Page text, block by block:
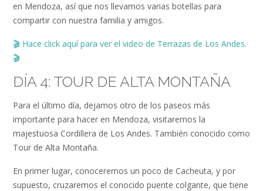
en Mendoza, así que nos llevamos varias botellas para
compartir con nuestra familia y amigos.
🎬 Hace click aquí para ver el video de Terrazas de Los Andes.
🎬
DÍA 4: TOUR DE ALTA MONTAÑA
Para el último día, dejamos otro de los paseos más
importante para hacer en Mendoza, visitaremos la
majestuosa Cordillera de Los Andes. También conocido como
Tour de Alta Montaña.
En primer lugar, conoceremos un poco de Cacheuta, y por
supuesto, cruzaremos el conocido puente colgante, que tiene